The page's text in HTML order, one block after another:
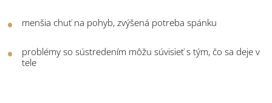
menšia chuť na pohyb, zvýšená potreba spánku
problémy so sústredením môžu súvisieť s tým, čo sa deje v
tele